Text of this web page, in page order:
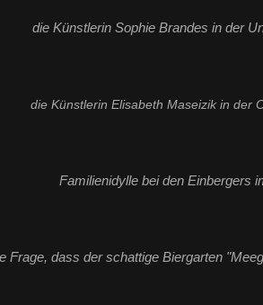
die Künstlerin Sophie Brandes in der
die Künstlerin Elisabeth Maseizik in der
Familienidylle bei den Einbergers
Frage, dass der schattige Biergarten